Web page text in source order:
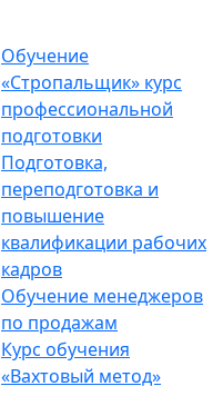
Обучение
«Стропальщик» курс
профессиональной
подготовки
Подготовка,
переподготовка и
повышение
квалификации рабочих
кадров
Обучение менеджеров
по продажам
Курс обучения
«Вахтовый метод»